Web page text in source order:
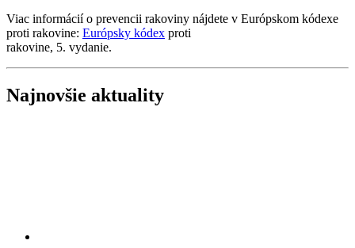
Viac informácií o prevencii rakoviny nájdete v Európskom kódexe
proti rakovine: Európsky kódex proti
rakovine, 5. vydanie.
Najnovšie aktuality